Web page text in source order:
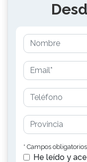
* Campos obligatorios
He leído y